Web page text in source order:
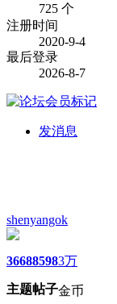
725 个
注册时间
2020-9-4
最后登录
2026-8-7
发消息
shenyangok
3668
主题
8598
帖子
3万
金币